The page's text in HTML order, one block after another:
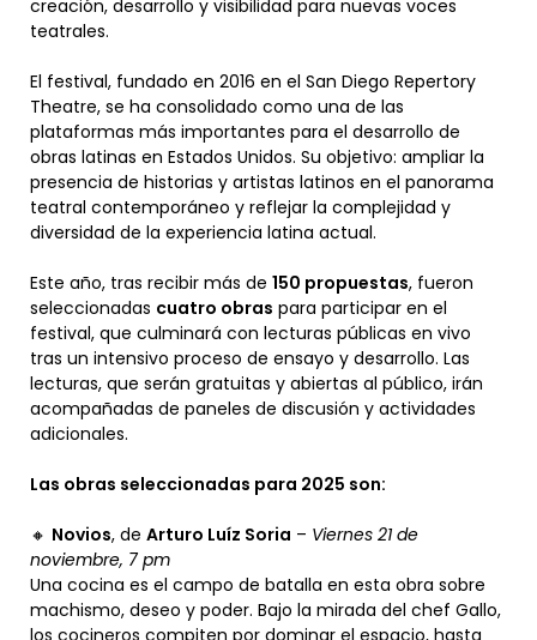
creación, desarrollo y visibilidad para nuevas voces
teatrales.
El festival, fundado en 2016 en el San Diego Repertory
Theatre, se ha consolidado como una de las
plataformas más importantes para el desarrollo de
obras latinas en Estados Unidos. Su objetivo: ampliar la
presencia de historias y artistas latinos en el panorama
teatral contemporáneo y reflejar la complejidad y
diversidad de la experiencia latina actual.
Este año, tras recibir más de 150 propuestas, fueron
seleccionadas cuatro obras para participar en el
festival, que culminará con lecturas públicas en vivo
tras un intensivo proceso de ensayo y desarrollo. Las
lecturas, que serán gratuitas y abiertas al público, irán
acompañadas de paneles de discusión y actividades
adicionales.
Las obras seleccionadas para 2025 son:
🔸 Novios, de Arturo Luíz Soria – Viernes 21 de
noviembre, 7 pm
Una cocina es el campo de batalla en esta obra sobre
machismo, deseo y poder. Bajo la mirada del chef Gallo,
los cocineros compiten por dominar el espacio, hasta